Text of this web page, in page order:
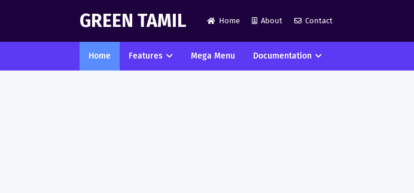
GREEN TAMIL Home About Contact
Home Features Mega Menu Documentation